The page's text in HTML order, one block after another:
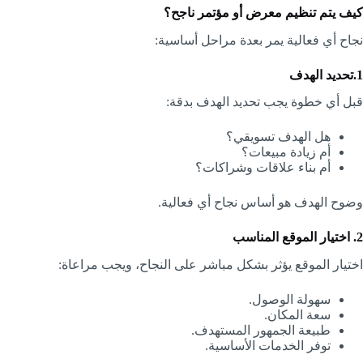
كيف يتم تنظيم معرض أو مؤتمر ناجح؟
نجاح أي فعالية يمر بعدة مراحل أساسية:
1.تحديد الهدف
قبل أي خطوة يجب تحديد الهدف بدقة:
هل الهدف تسويقي؟
أم زيادة مبيعات؟
أم بناء علاقات وشراكات؟
وضوح الهدف هو أساس نجاح أي فعالية.
2. اختيار الموقع المناسب
اختيار الموقع يؤثر بشكل مباشر على النجاح، ويجب مراعاة:
سهولة الوصول.
سعة المكان.
طبيعة الجمهور المستهدف.
توفر الخدمات الأساسية.